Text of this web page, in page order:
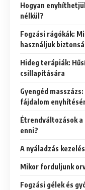
Hogyan
nélkül?
Fogzási rágókák:
használjuk
Hideg terápiák:
csillapítására
Gyengéd
fájdalom
Étrendváltozások
enni?
A nyáladzás
Mikor forduljunk
Fogzási gélek és